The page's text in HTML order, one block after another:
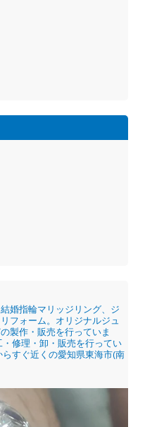
婚指輪マリッジリング、ジ
フォーム。オリジナルジュ
製作・販売を行っていま
修理・卸・販売を行ってい
すぐ近くの愛知県東海市(南